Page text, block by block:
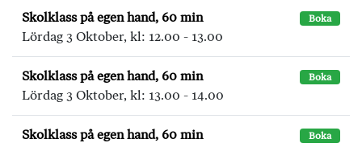
Skolklass på egen hand, 60 min Boka
Lördag 3 Oktober, kl: 12.00 - 13.00
Skolklass på egen hand, 60 min Boka
Lördag 3 Oktober, kl: 13.00 - 14.00
Skolklass på egen hand, 60 min Boka